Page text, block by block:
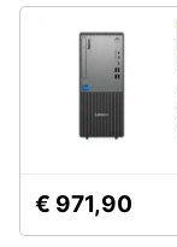
€ 971,90